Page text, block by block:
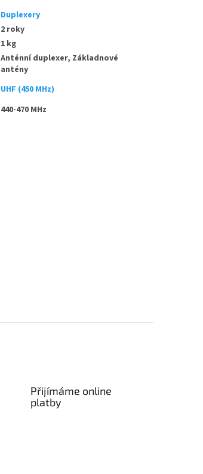
Duplexery
2 roky
1 kg
Anténní duplexer, Základnové
antény
UHF (450 MHz)
440-470 MHz
Přijímáme online
platby